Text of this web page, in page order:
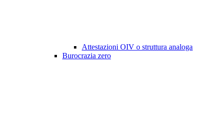
Attestazioni OIV o struttura analoga
Burocrazia zero